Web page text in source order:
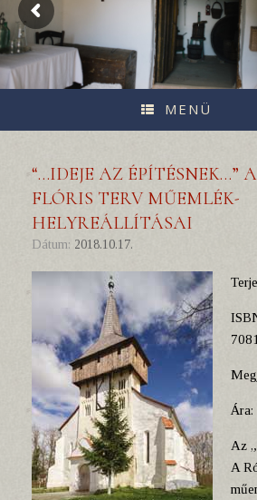
MENÜ
“…IDEJE AZ ÉPÍTÉSNEK…”
FLÓRIS TERV MŰEMLÉK-
HELYREÁLLÍTÁSAI
Dátum: 2018.10.17.
Az
A